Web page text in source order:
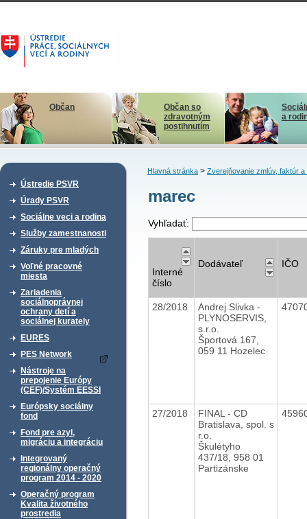
Občan
Občan so
zdravotným
postihnutím
a
Ústredie PSVR
Úrady PSVR
Sociálne veci a rodina
Služby zamestnanosti
Záruky pre mladých
Voľné pracovné
miesta
Zariadenia
sociálnoprávnej
ochrany detí a
sociálnej kurately
EURES
PES Network
Nástroje na
prepojenie Európy
(CEF)/Systém EESSI
Európsky sociálny
fond
Fond pre azyl,
migráciu a integráciu
Integrovaný
regionálny operačný
program 2014 - 2020
Operačný program
Kvalita životného
prostredia
Hlavná stránka> Zverejňovanie zmlúv, faktúr a
marec
Vyhľadať:
Interné
číslo
Dodávateľ IČO
28/2018
Andrej Slivka -
PLYNOSERVIS,
s.r.o.
Športová 167,
059 11 Hozelec
27/2018
FINAL - CD
Bratislava, spol. s
r.o.
Škulétyho
437/18, 958 01
Partizánske